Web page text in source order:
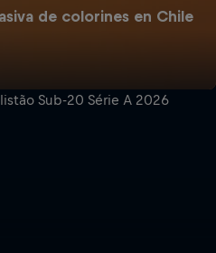
de colorines en Chile